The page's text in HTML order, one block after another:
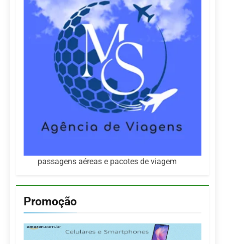
passagens aéreas e pacotes de viagem
Promoção